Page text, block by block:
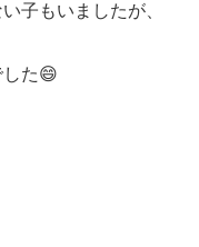
子もいましたが、
た😄